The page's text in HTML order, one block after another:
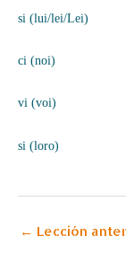
si (lui/lei/Lei)
ci (noi)
vi (voi)
si (loro)
← Lección